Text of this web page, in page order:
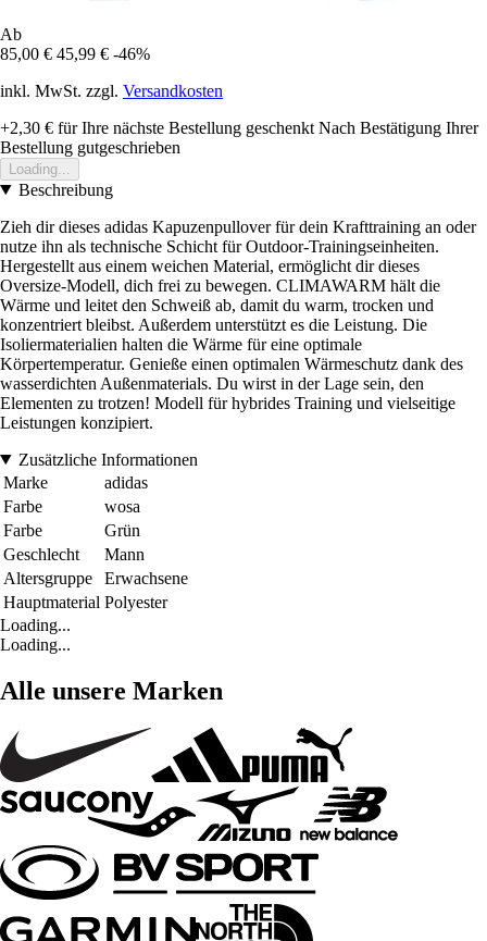
Ab
85,00 € 45,99 € -46%
inkl. MwSt. zzgl. Versandkosten
+2,30 € für Ihre nächste Bestellung geschenkt Nach Bestätigung Ihrer
Bestellung gutgeschrieben
Loading...
Beschreibung
Zieh dir dieses adidas Kapuzenpullover für dein Krafttraining an oder
nutze ihn als technische Schicht für Outdoor-Trainingseinheiten.
Hergestellt aus einem weichen Material, ermöglicht dir dieses
Oversize-Modell, dich frei zu bewegen. CLIMAWARM hält die
Wärme und leitet den Schweiß ab, damit du warm, trocken und
konzentriert bleibst. Außerdem unterstützt es die Leistung. Die
Isoliermaterialien halten die Wärme für eine optimale
Körpertemperatur. Genieße einen optimalen Wärmeschutz dank des
wasserdichten Außenmaterials. Du wirst in der Lage sein, den
Elementen zu trotzen! Modell für hybrides Training und vielseitige
Leistungen konzipiert.
Zusätzliche Informationen
Marke
adidas
Farbe
wosa
Farbe
Grün
Geschlecht
Mann
Altersgruppe
Erwachsene
Hauptmaterial Polyester
Loading...
Loading...
Alle unsere Marken